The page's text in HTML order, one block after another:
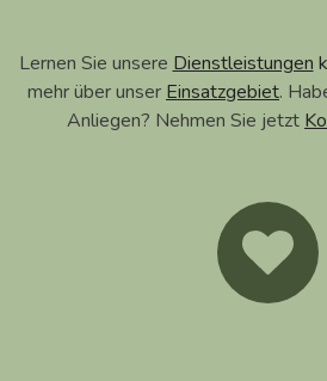
Lernen Sie unsere Dienstleistungen
mehr über unser Einsatzgebiet.
Anliegen? Nehmen Sie jetzt